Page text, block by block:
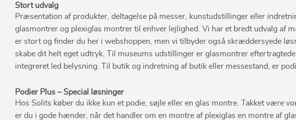
Stort udvalg
Præsentation af produkter, deltagelse på messer, kunstudstillinger eller
glasmontrer og plexiglas montrer til enhver lejlighed. Vi har et bredt udvalg af
er stort og finder du her i webshoppen, men vi tilbyder også skræddersyede
skabe dit helt eget udtryk. Til museums udstillinger er glasmontrer
integreret led belysning. Til butik og indretning af butik eller messestand, er
Podier Plus – Special løsninger
Hos Solits køber du ikke kun et podie, søjle eller en glas montre. Takket være
er du i gode hænder, når det handler om en montre af plexiglas en montre af